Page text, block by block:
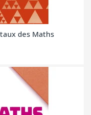
des Maths